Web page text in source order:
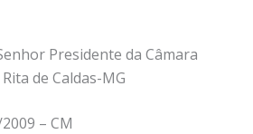
Presidente da Câmara
de Caldas-MG
– CM